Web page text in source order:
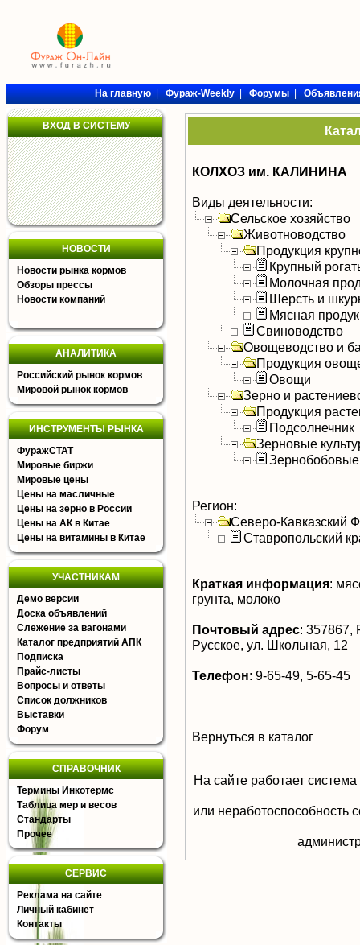
На главную|Фураж-Weekly|Форумы|
ВХОД В СИСТЕМУ
НОВОСТИ
Новости рынка кормов
Обзоры прессы
Новости компаний
АНАЛИТИКА
Российский рынок кормов
Мировой рынок кормов
ИНСТРУМЕНТЫ РЫНКА
ФуражСТАТ
Мировые биржи
Мировые цены
Цены на масличные
Цены на зерно в России
Цены на АК в Китае
Цены на витамины в Китае
УЧАСТНИКАМ
Демо версии
Доска объявлений
Слежение за вагонами
Каталог предприятий АПК
Подписка
Прайс-листы
Вопросы и ответы
Список должников
Выставки
Форум
СПРАВОЧНИК
Термины Инкотермс
Таблица мер и весов
Стандарты
Прочее
СЕРВИС
Реклама на сайте
Личный кабинет
Контакты
КОЛХОЗ им. КАЛИНИНА
Виды деятельности:
Сельское хозяйство
Животноводство
Продукция
Крупный
Молочная
Шерсть и
Мясная
Свиноводство
Овощеводство и
Продукция
Овощи
Зерно и
Продукция
Подсолнечник
Зерновые
Зернобобовые
Регион:
Северо-Кавказский
Ставропольский
Краткая информация:
грунта, молоко
Почтовый адрес: 357867,
Русское, ул. Школьная, 12
Телефон: 9-65-49, 5-65-45
Вернуться в каталог
На сайте работает
или неработоспособность